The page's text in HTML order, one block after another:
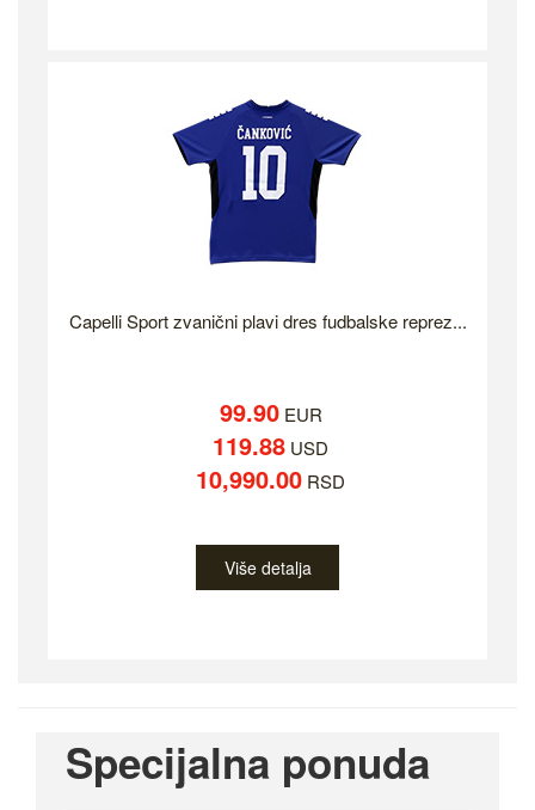
Capelli Sport zvanični plavi dres fudbalske reprez...
99.90EUR
119.88 USD
10,990.00 RSD
Više detalja
Specijalna ponuda